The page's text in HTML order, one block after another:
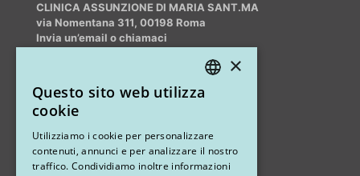
CLINICA ASSUNZIONE DI MARIA SANT.MA
via Nomentana 311, 00198 Roma
Invia un’email o chiamaci
Altri studi
STUDIO MARIANETTI MED
×
Questo sito web utilizza
cookie
Utilizziamo i cookie per personalizzare
contenuti, annunci e per analizzare il nostro
traffico. Condividiamo inoltre informazioni